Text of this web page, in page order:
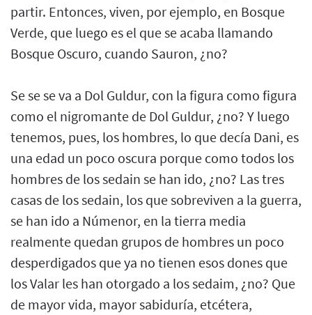
partir. Entonces, viven, por ejemplo, en Bosque
Verde, que luego es el que se acaba llamando
Bosque Oscuro, cuando Sauron, ¿no?
Se se se va a Dol Guldur, con la figura como figura
como el nigromante de Dol Guldur, ¿no? Y luego
tenemos, pues, los hombres, lo que decía Dani, es
una edad un poco oscura porque como todos los
hombres de los sedain se han ido, ¿no? Las tres
casas de los sedain, los que sobreviven a la guerra,
se han ido a Númenor, en la tierra media
realmente quedan grupos de hombres un poco
desperdigados que ya no tienen esos dones que
los Valar les han otorgado a los sedaim, ¿no? Que
de mayor vida, mayor sabiduría, etcétera,